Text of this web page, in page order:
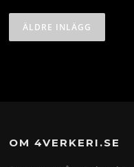
ÄLDRE INLÄGG
OM 4VERKERI.SE